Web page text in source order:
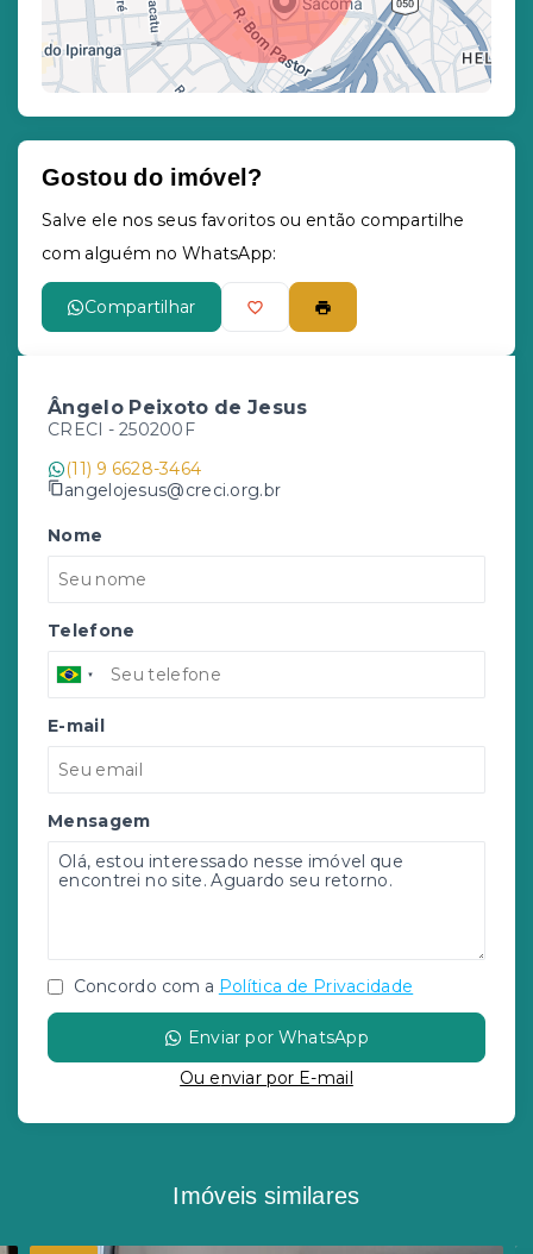
Gostou do imóvel?
Salve ele nos seus favoritos ou então compartilhe
com alguém no WhatsApp:
Compartilhar
Ângelo Peixoto de Jesus
CRECI - 250200F
(11) 9 6628-3464
angelojesus@creci.org.br
Nome
Telefone
E-mail
Mensagem
Concordo com a Política de Privacidade
Enviar por WhatsApp
Ou enviar por E-mail
Imóveis similares